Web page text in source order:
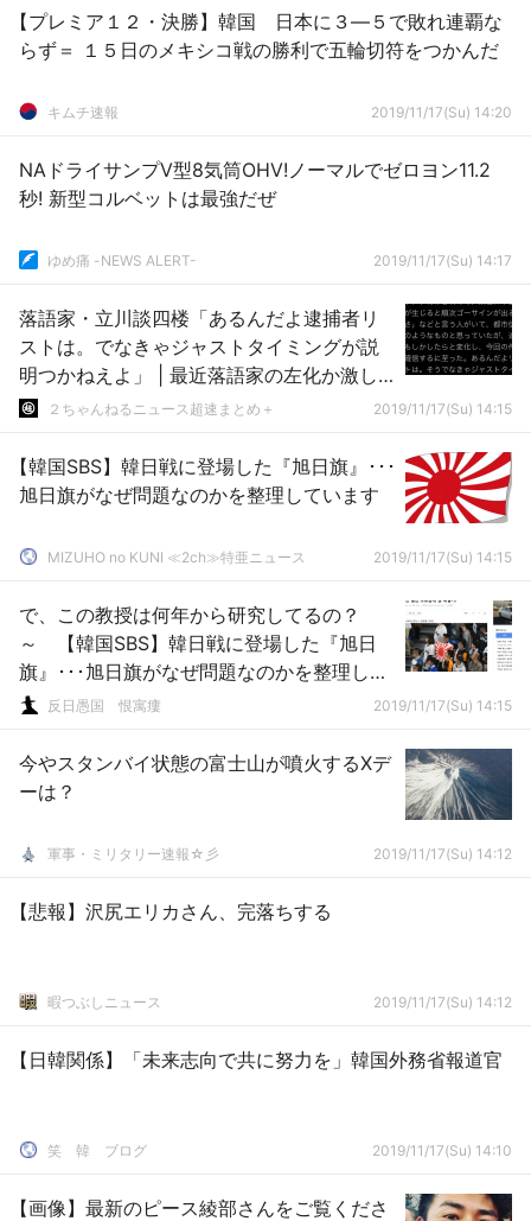
【プレミア１２・決勝】韓国 日本に３―５で敗れ連覇な
らず＝ １５日のメキシコ戦の勝利で五輪切符をつかんだ
キムチ速報 2019/11/17(Su) 14:20
NAドライサンプV型8気筒OHV!ノーマルでゼロヨン11.2
秒! 新型コルベットは最強だぜ
ゆめ痛 -NEWS ALERT- 2019/11/17(Su) 14:17
落語家・立川談四楼「あるんだよ逮捕者リ
ストは。でなきゃジャストタイミングが説
明つかねえよ」 | 最近落語家の左化か激し
い気がするんだけど、何かあったの？
２ちゃんねるニュース超速まとめ＋ 2019/11/17(Su) 14:15
【韓国SBS】韓日戦に登場した『旭日旗』･･･
旭日旗がなぜ問題なのかを整理しています
MIZUHO no KUNI ≪2ch≫特亜ニュース 2019/11/17(Su) 14:15
で、この教授は何年から研究してるの？
～ 【韓国SBS】韓日戦に登場した『旭日
旗』･･･旭日旗がなぜ問題なのかを整理して
います反日愚国 恨寓瘻 2019/11/17(Su) 14:15
今やスタンバイ状態の富士山が噴火するXデ
ーは？
軍事・ミリタリー速報☆彡 2019/11/17(Su) 14:12
【悲報】沢尻エリカさん、完落ちする
暇つぶしニュース 2019/11/17(Su) 14:12
【日韓関係】「未来志向で共に努力を」韓国外務省報道官
笑 韓 ブログ 2019/11/17(Su) 14:10
【画像】最新のピース綾部さんをご覧くださ